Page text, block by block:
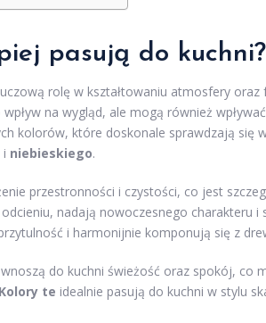
pasują do kuchni?
rolę w kształtowaniu atmosfery
na wygląd, ale mogą również
kolorów, które doskonale sprawdzają się
i niebieskiego.
przestronności i czystości, co jest
nadają nowoczesnego charakteru i
i harmonijnie komponują się z
do kuchni świeżość oraz spokój, co
Kolory te idealnie pasują do kuchni w stylu